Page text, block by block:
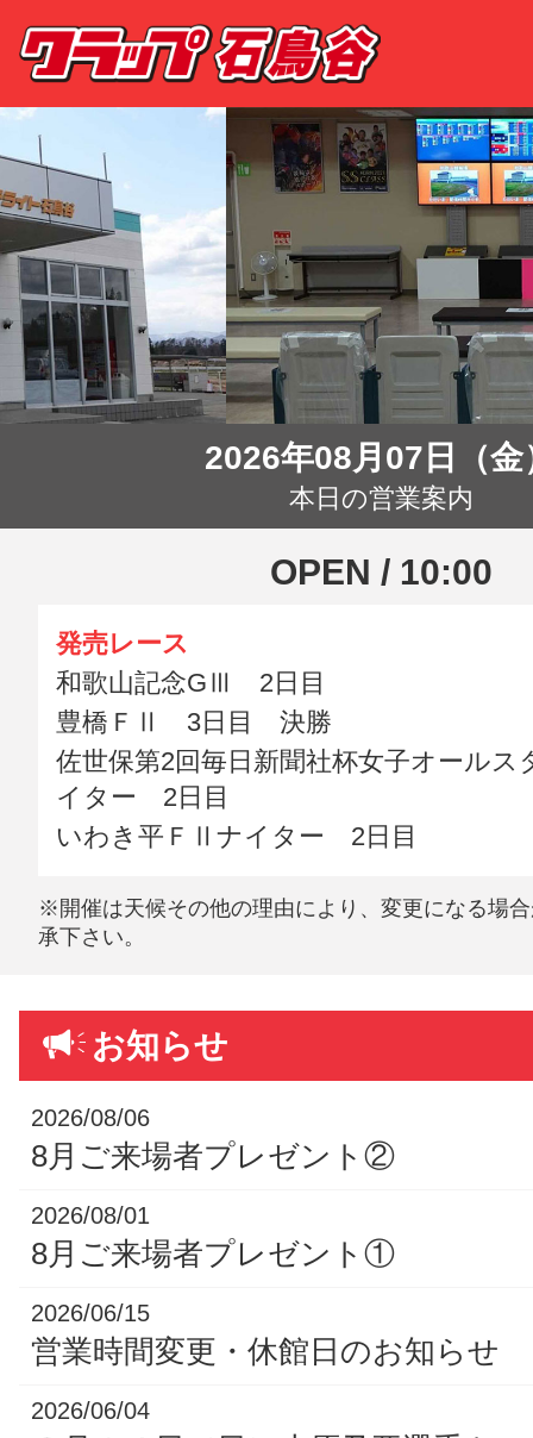
2026年08月07日（金
本日の営業案内
OPEN / 10:00
発売レース
和歌山記念GⅢ 2日目
豊橋ＦⅡ 3日目 決勝
佐世保第2回毎日新聞社杯女子オール
イター 2日目
いわき平ＦⅡナイター 2日目
※開催は天候その他の理由により、変更になる場
承下さい。
お知らせ
2026/08/06
8月ご来場者プレゼント②
2026/08/01
8月ご来場者プレゼント①
2026/06/15
営業時間変更・休館日のお知らせ
2026/06/04